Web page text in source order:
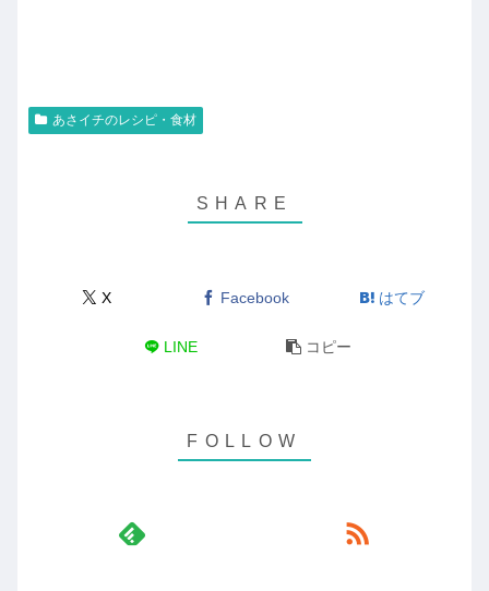
あさイチのレシピ・食材
X Facebook はてブ
LINE コピー